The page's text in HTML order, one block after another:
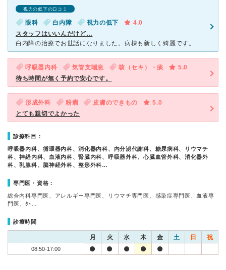
視力の低下の口コミ
眼科 白内障 視力の低下
4.0
スタッフはいいんだけど…
白内障の治療でお世話になりました。病棟も新しく綺麗です。職員の人々も親切丁寧で安心。ただ、人気があり過ぎるせいか、待ち時間はとても長いです。予約していても60分遅れとか。診察室の前にあるベンチにさえ座
呼吸器内科 気管支喘息 咳（セキ）・痰
5.0
待ち時間が無く予約で安心です。
形成外科 粉瘤 皮膚のできもの
5.0
とても親切でよかった
診療科目：
呼吸器内科、循環器内科、消化器内科、内分泌代謝科、糖尿病科、リウマチ
科、神経内科、血液内科、腎臓内科、呼吸器外科、心臓血管外科、消化器外
科、乳腺科、脳神経外科、整形外科…
専門医・資格：
総合内科専門医、アレルギー専門医、リウマチ専門医、感染症専門医、血液専
門医、外…
診療時間
月 火 水 木 金 土 日 祝
08:50-17:00